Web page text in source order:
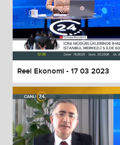
Reel Ekonomi - 17 03 2023